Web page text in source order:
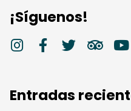
¡Síguenos!
Entradas